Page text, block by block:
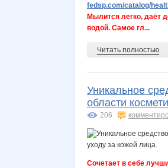
fedsp.com/catalog/
Мылится легко, даёт
водой. Самое гл...
Читать полностью
Уникальное
области
206
Сочетает в себе